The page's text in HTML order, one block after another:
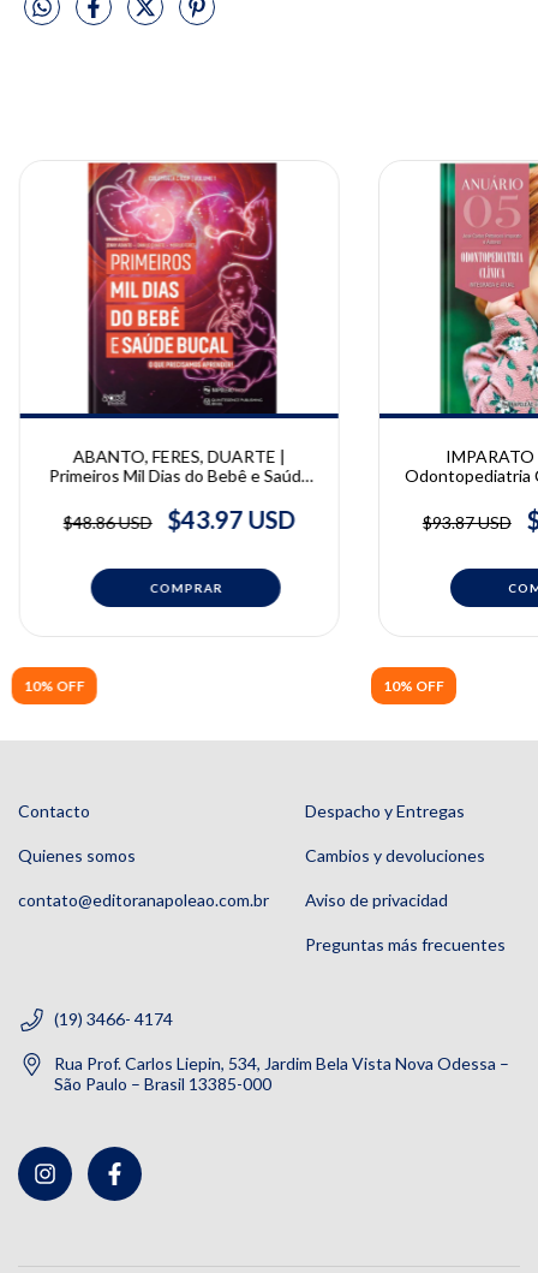
10% OFF
ABANTO, FERES, DUARTE |
Primeiros Mil Dias do Bebê e Saúde
Abanto, Murilo Feres
$48.86 USD $43.97 USD
10% OFF
Odontopediatria
$93.87 USD
Contacto
Quienes somos
contato@editoranapoleao.com.br
Despacho y Entregas
Cambios y devoluciones
Aviso de privacidad
Preguntas más frecuentes
(19) 3466- 4174
Rua Prof. Carlos Liepin, 534, Jardim Bela Vista Nova Odessa –
São Paulo – Brasil 13385-000